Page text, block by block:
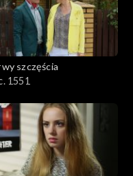
szczęścia
1551